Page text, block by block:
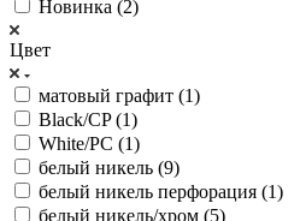
Новинка (2)
Цвет
матовый графит (1)
Black/CP (1)
White/PC (1)
белый никель (9)
белый никель перфорация (1)
белый никель/хром (5)